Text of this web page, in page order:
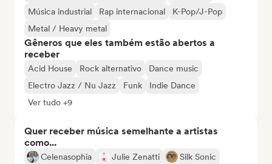
Música industrial
Rap internacional
K-Pop/J-Pop
Metal / Heavy metal
Gêneros que eles também estão abertos a
receber
Acid House Rock alternativo
Dance music
Electro Jazz / Nu Jazz
Funk
Indie Dance
Ver tudo +9
Quer receber música semelhante a artistas
como...
Celenasophia Julie Zenatti
Silk Sonic